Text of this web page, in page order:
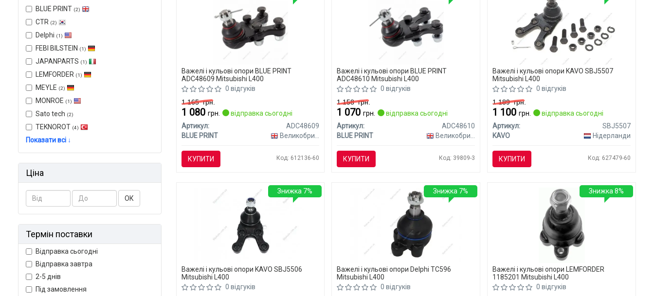
BLUE PRINT (2)
CTR (2)
Delphi (1)
FEBI BILSTEIN (1)
JAPANPARTS (1)
LEMFORDER (1)
MEYLE (2)
MONROE (1)
Sato tech (2)
TEKNOROT (4)
Показати всі ↓
Ціна
ОК
Термін поставки
Відправка сьогодні
Відправка завтра
2-5 днів
Під замовлення
Важелі і кульові опори BLUE PRINT
ADC48609 Mitsubishi L400
0 відгуків
1 165грн.
1 080 грн.
відправка сьогодні
Артикул:
ADC48609
BLUE PRINT
Великобританія
КУПИТИ Код: 612136-60
Важелі і кульові опори BLUE PRINT
ADC48610 Mitsubishi L400
0 відгуків
1 158грн.
1 070грн.
відправка сьогодні
Артикул:
ADC48610
BLUE PRINT
Великобританія
КУПИТИ Код: 39809-3
Важелі і кульові опори KAVO SBJ5507
Mitsubishi L400
0 відгуків
1 189грн.
1 100грн.
відправка сьогодні
Артикул:
SBJ5507
KAVO
Нідерланди
КУПИТИ Код: 627479-60
Важелі і кульові опори KAVO SBJ5506
Mitsubishi L400
0 відгуків
Знижка 7%
Важелі і кульові опори Delphi TC596
Mitsubishi L400
0 відгуків
Знижка 7%
Важелі і кульові опори LEMFORDER
1185201 Mitsubishi L400
0 відгуків
Знижка 8%